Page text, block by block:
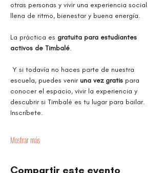
otras personas y vivir una experiencia social
llena de ritmo, bienestar y buena energía.
La práctica es gratuita para estudiantes
activos de Timbalé.
escuela, puedes venir una vez gratis para
conocer el espacio, vivir la experiencia y
descubrir si Timbalé es tu lugar para bailar.
Inscríbete.
Mostrar más
Compartir este evento